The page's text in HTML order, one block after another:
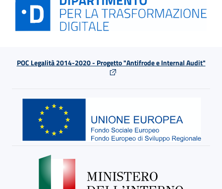
POC Legalità 2014-2020 - Progetto "Antifrode e Internal Audit"